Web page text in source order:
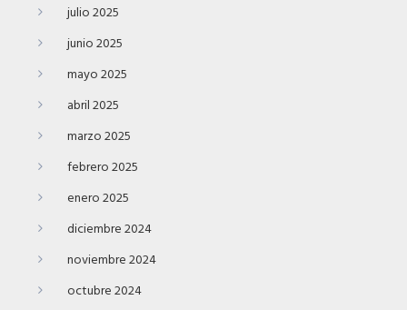
julio 2025
junio 2025
mayo 2025
abril 2025
marzo 2025
febrero 2025
enero 2025
diciembre 2024
noviembre 2024
octubre 2024